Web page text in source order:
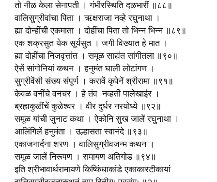
तो नीळ केला सेनापती । गंभीरस्थिति दळभारीं ॥८८॥
वालिसुग्रीवांचा पिता । ऋक्षराजा नव्हे रघुनाथा ।
ह्या दोन्हींची एकमाता । दोहींचा पिता तो भिन्न भिन्न ॥८९॥
एक शक्रसुत येक सूर्यसुत । जगी विख्यात हे मात ।
ह्या दोहींचा निजवृत्तांत । समूळ साद्यंत सांगीतला ॥९०॥
ऐसें सांगोनियां कथन । हनुमंत घाली लोटांगण ।
सुग्रीवेंसी संख्य संपूर्ण । करावें कृपेनें श्रीरामा ॥९१॥
केवळ वनींचे वनचर । हे तंव नव्हती पालेखाईर ।
ब्रह्मकुळींचें कुळेश्वर । वीर दुर्धर नरयोध्ये ॥९२॥
समूळ यांची जुनाट कथा । ऐकोनि सुख जालें रघुनाथा ।
आलिंगिलें हनुमंता । उल्हासता स्वानंदे ॥९३॥
एकाजनार्दना शरण । वालिसुग्रीवजन्म कथन ।
समूळ जालें निरूपण । रामायण अतिगोड ॥९४॥
इति श्रीभावार्थरामायणे किष्किंधाकांडे एकाकारटीकायां